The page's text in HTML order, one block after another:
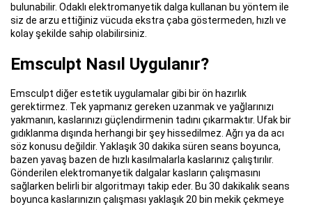
bulunabilir. Odaklı elektromanyetik dalga kullanan bu yöntem ile
siz de arzu ettiğiniz vücuda ekstra çaba göstermeden, hızlı ve
kolay şekilde sahip olabilirsiniz.
Emsculpt Nasıl Uygulanır?
Emsculpt diğer estetik uygulamalar gibi bir ön hazırlık
gerektirmez. Tek yapmanız gereken uzanmak ve yağlarınızı
yakmanın, kaslarınızı güçlendirmenin tadını çıkarmaktır. Ufak bir
gıdıklanma dışında herhangi bir şey hissedilmez. Ağrı ya da acı
söz konusu değildir. Yaklaşık 30 dakika süren seans boyunca,
bazen yavaş bazen de hızlı kasılmalarla kaslarınız çalıştırılır.
Gönderilen elektromanyetik dalgalar kasların çalışmasını
sağlarken belirli bir algoritmayı takip eder. Bu 30 dakikalık seans
boyunca kaslarınızın çalışması yaklaşık 20 bin mekik çekmeye